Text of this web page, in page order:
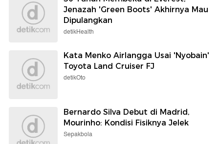
Jenazah 'Green Boots' Akhirnya Mau
Dipulangkan
detikHealth
Kata Menko Airlangga Usai 'Nyobain'
Toyota Land Cruiser FJ
detikOto
Bernardo Silva Debut di Madrid,
Mourinho: Kondisi Fisiknya Jelek
Sepakbola